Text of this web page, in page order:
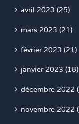
avril 2023 (25)
mars 2023 (21)
février 2023 (21)
janvier 2023 (18)
décembre 2022
novembre 2022